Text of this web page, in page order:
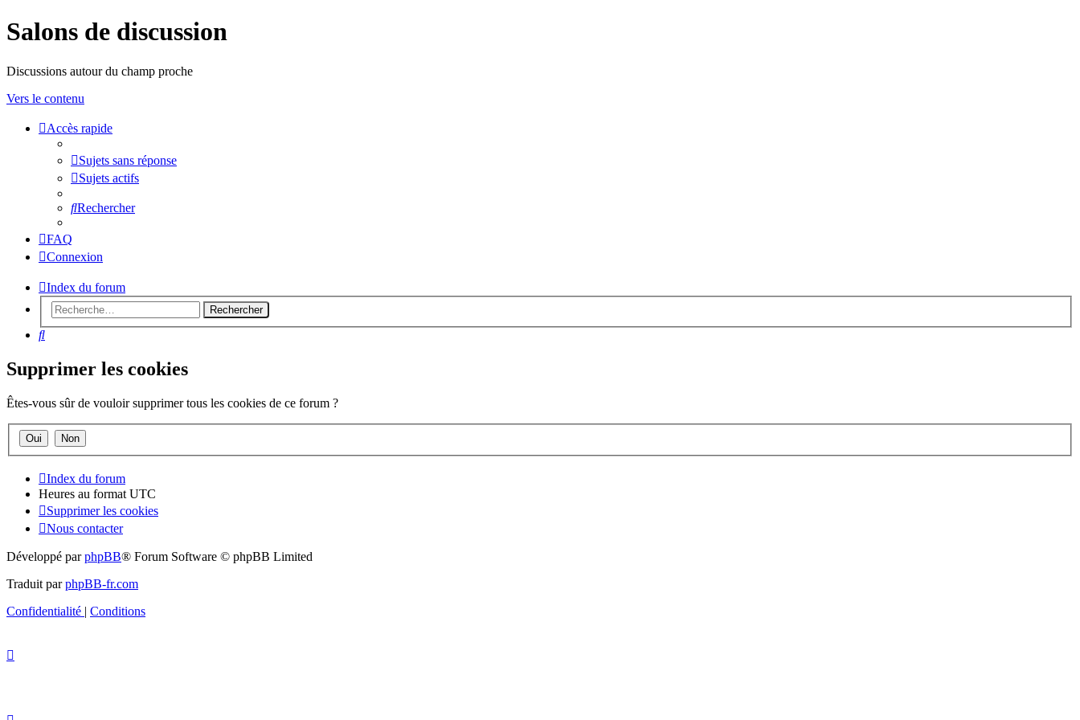
Salons de discussion
Discussions autour du champ proche
Vers le contenu
Accès rapide
Sujets sans réponse
Sujets actifs
Rechercher
FAQ
Connexion
Index du forum
Rechercher
Rechercher
Supprimer les cookies
Êtes-vous sûr de vouloir supprimer tous les cookies de ce forum ?
Index du forum
Heures au format UTC
Supprimer les cookies
Nous contacter
Développé parphpBB® Forum Software © phpBB Limited
Traduit parphpBB-fr.com
Confidentialité | Conditions